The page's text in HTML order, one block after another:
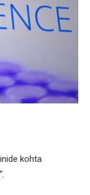
kohta